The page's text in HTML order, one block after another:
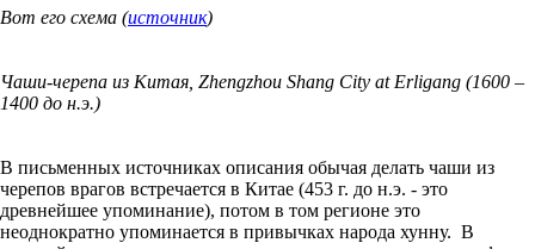
Вот его схема (источник)
Чаши-черепа из Китая, Zhengzhou Shang City at Erligang (1600 –
1400 до н.э.)
В письменных источниках описания обычая делать чаши из
черепов врагов встречается в Китае (453 г. до н.э. - это
древнейшее упоминание), потом в том регионе это
неоднократно упоминается в привычках народа хунну. В